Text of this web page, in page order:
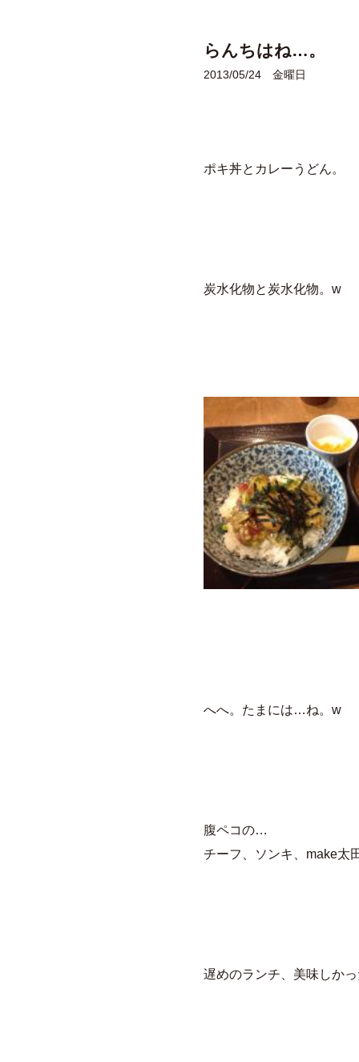
らんちはね…。
2013/05/24 金曜日
ポキ丼とカレーうどん。
炭水化物と炭水化物。w
へへ。たまには…ね。w
腹ペコの…
チーフ、ソンキ、make太
遅めのランチ、美味しか